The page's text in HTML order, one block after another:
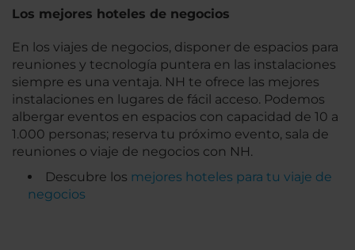
Los mejores hoteles de negocios
En los viajes de negocios, disponer de espacios para
reuniones y tecnología puntera en las instalaciones
siempre es una ventaja. NH te ofrece las mejores
instalaciones en lugares de fácil acceso. Podemos
albergar eventos en espacios con capacidad de 10 a
1.000 personas; reserva tu próximo evento, sala de
reuniones o viaje de negocios con NH.
Descubre los mejores hoteles para tu viaje de
negocios